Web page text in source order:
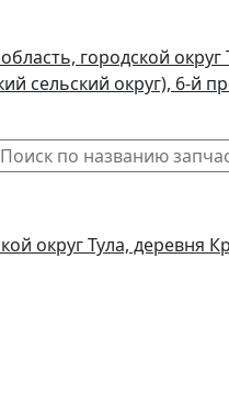
городской
сельский округ), 6-й
округ Тула, деревня